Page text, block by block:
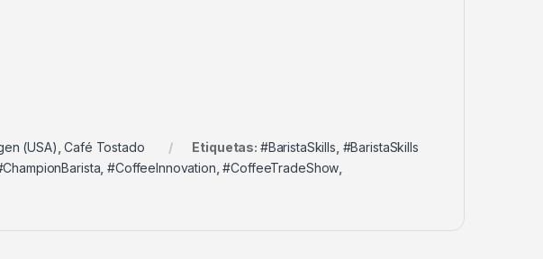
(USA) ,Café Tostado Etiquetas: #BaristaSkills #BaristaSkills
,#CoffeeInnovation ,#CoffeeTradeShow